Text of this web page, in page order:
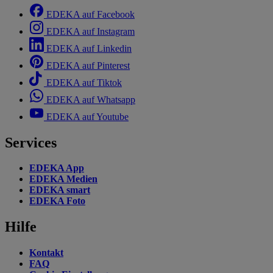
EDEKA auf Facebook
EDEKA auf Instagram
EDEKA auf Linkedin
EDEKA auf Pinterest
EDEKA auf Tiktok
EDEKA auf Whatsapp
EDEKA auf Youtube
Services
EDEKA App
EDEKA Medien
EDEKA smart
EDEKA Foto
Hilfe
Kontakt
FAQ